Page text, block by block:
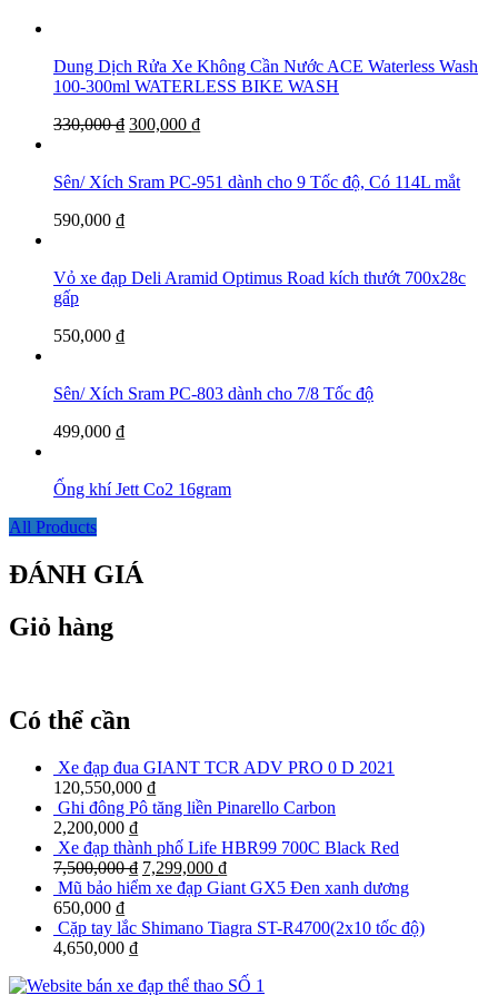
Dung Dịch Rửa Xe Không Cần Nước ACE Waterless Wash
100-300ml WATERLESS BIKE WASH
330,000₫ 300,000 ₫
Sên/ Xích Sram PC-951 dành cho 9 Tốc độ, Có 114L mắt
590,000 ₫
Vỏ xe đạp Deli Aramid Optimus Road kích thướt 700x28c
gấp
550,000 ₫
Sên/ Xích Sram PC-803 dành cho 7/8 Tốc độ
499,000 ₫
Ống khí Jett Co2 16gram
All Products
ĐÁNH GIÁ
Giỏ hàng
Có thể cần
Xe đạp đua GIANT TCR ADV PRO 0 D 2021
120,550,000 ₫
Ghi đông Pô tăng liền Pinarello Carbon
2,200,000 ₫
Xe đạp thành phố Life HBR99 700C Black Red
7,500,000₫ 7,299,000 ₫
Mũ bảo hiểm xe đạp Giant GX5 Đen xanh dương
650,000 ₫
Cặp tay lắc Shimano Tiagra ST-R4700(2x10 tốc độ)
4,650,000 ₫